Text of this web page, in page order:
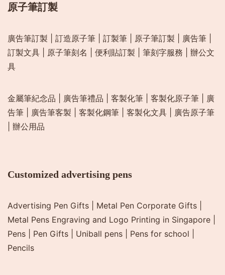
原子筆訂製
廣告筆訂製 訂造原子筆 訂製筆 原子筆訂製 廣告筆
訂製文具
原子筆刻名 便利貼訂製 筆刻字服務
辦公文
具
金屬筆紀念品 廣告筆禮品 客製化筆 客製化原子筆
廣
告筆
廣告筆客製 客製化鋼筆 客製化文具
廣告原子筆
辦公用品
Customized advertising pens
Advertising Pen Gifts Metal Pen Corporate Gifts
Metal Pens Engraving and Logo Printing in Singapore
Pens
Pen Gifts Uniball pens Pens for school
Pencils